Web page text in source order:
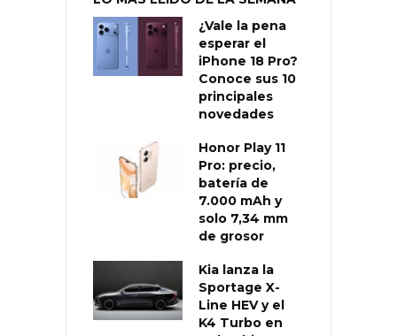
¿Vale la pena
esperar el
iPhone 18 Pro?
Conoce sus 10
principales
novedades
Honor Play 11
Pro: precio,
batería de
7.000 mAh y
solo 7,34 mm
de grosor
Kia lanza la
Sportage X-
Line HEV y el
K4 Turbo en